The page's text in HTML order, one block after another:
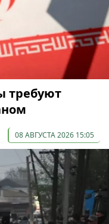
требуют
08 АВГУСТА 2026 15:05